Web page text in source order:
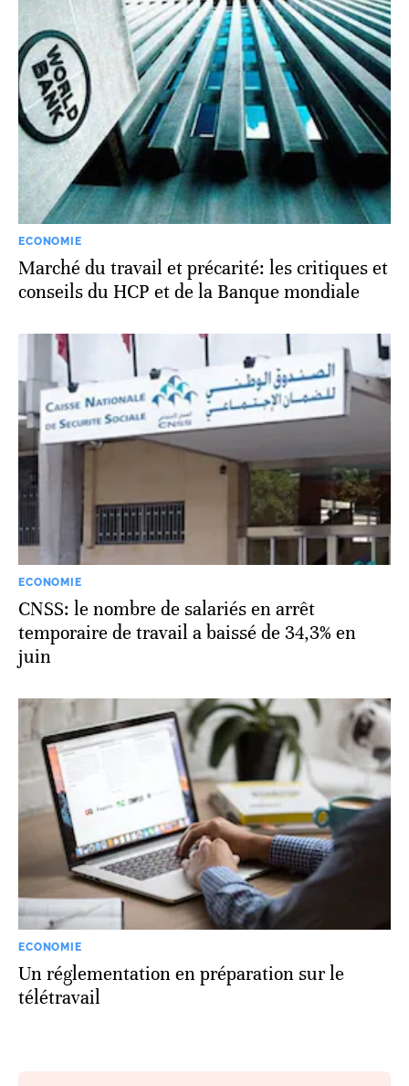
ECONOMIE
Marché du travail et précarité: les critiques et
conseils du HCP et de la Banque mondiale
ECONOMIE
CNSS: le nombre de salariés en arrêt
temporaire de travail a baissé de 34,3% en
juin
ECONOMIE
Un réglementation en préparation sur le
télétravail